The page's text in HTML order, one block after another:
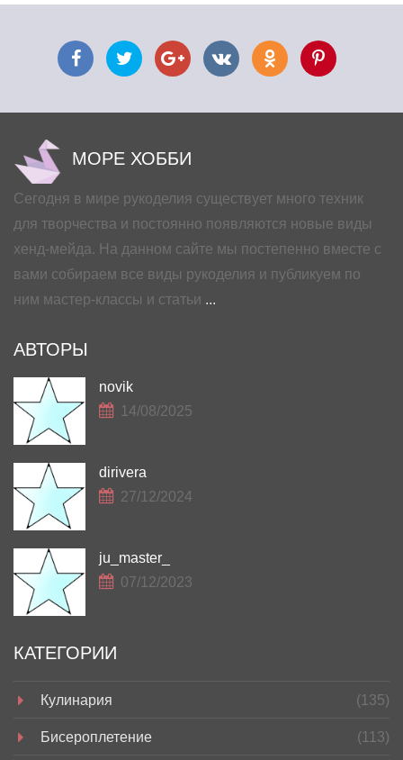
МОРЕ ХОББИ
Сегодня в мире рукоделия существует много техник
для творчества и постоянно появляются новые виды
хенд-мейда. На данном сайте мы постепенно вместе с
вами собираем все виды рукоделия и публикуем по
ним мастер-классы и статьи ...
АВТОРЫ
novik
14/08/2025
dirivera
27/12/2024
ju_master_
07/12/2023
КАТЕГОРИИ
Кулинария (135)
Бисероплетение (113)